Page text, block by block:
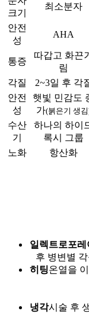
크기
최소분자
안전
성
AHA
통증
따갑고 화끈
림
각질 2~3일 후 각
안전
성
햇빛 민감도
가(붉은기 생
수산
기
하나의 하이
록시 그룹
노화
항산화
일렉트로포레
후 병변별
히팅온열을
냉각시술 후